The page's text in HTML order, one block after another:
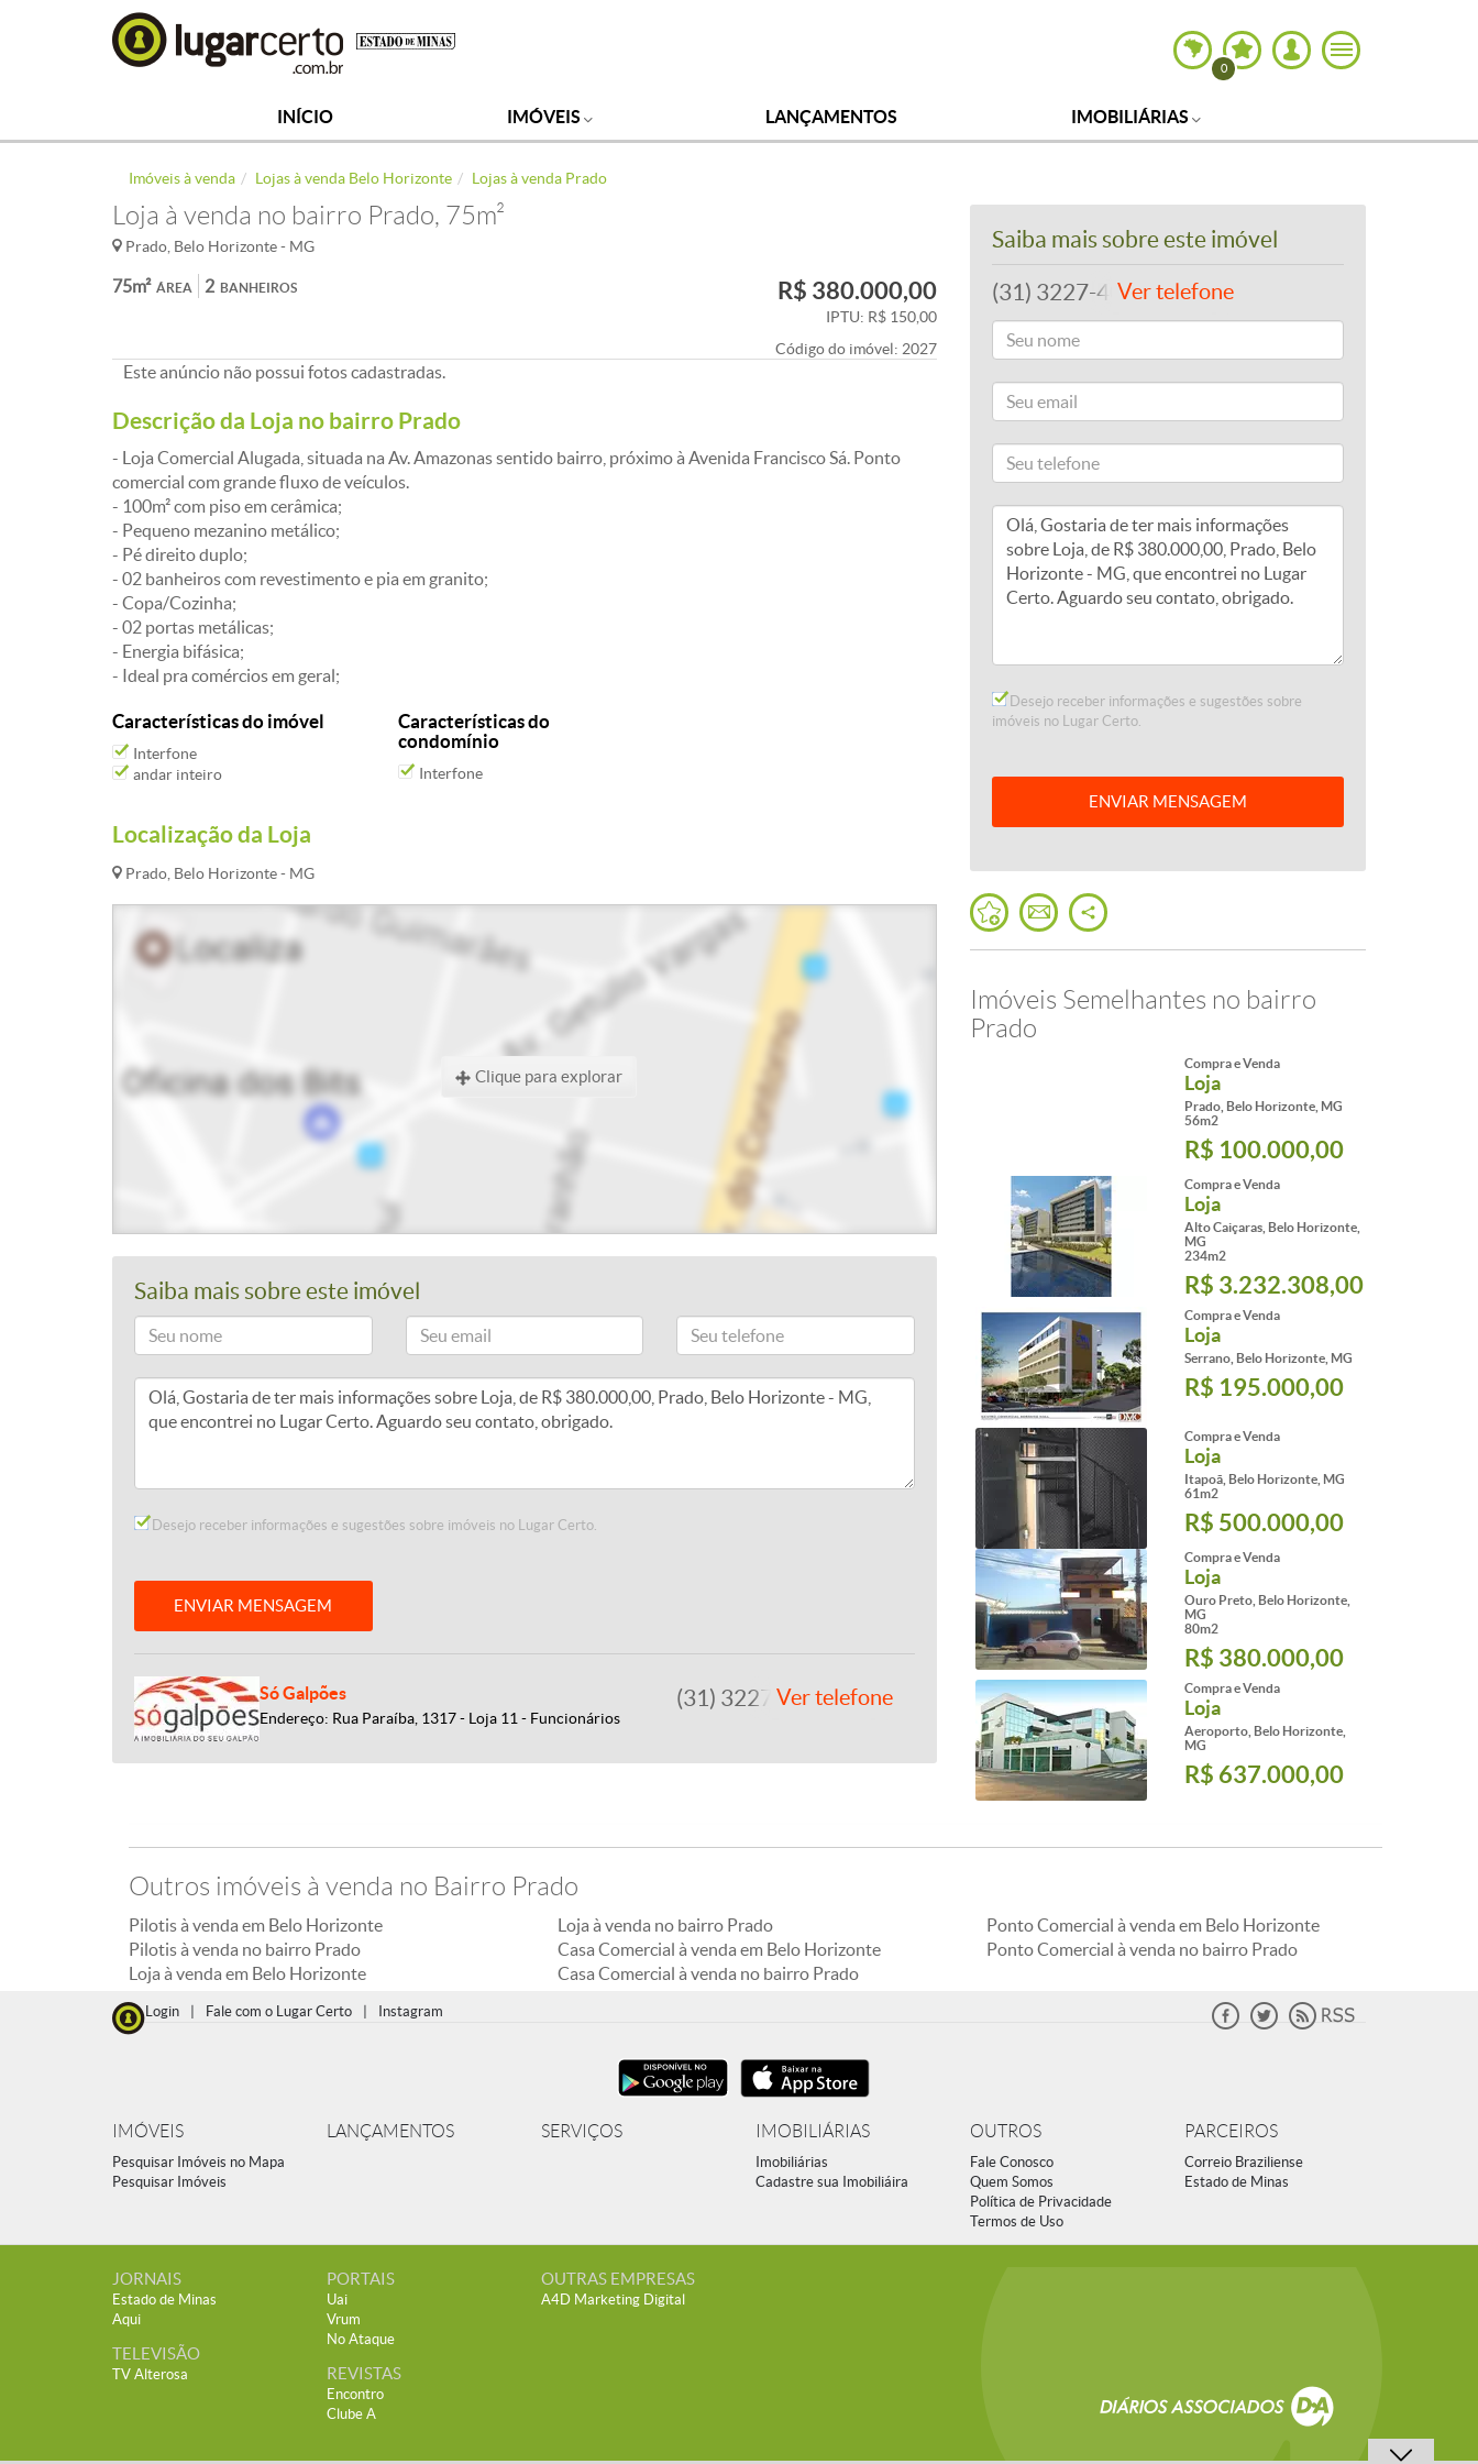
0
INÍCIO IMÓVEIS LANÇAMENTOS IMOBILIÁRIAS
Imóveis à venda Lojas à venda Belo Horizonte Lojas à venda Prado
Loja à venda no bairro Prado, 75m²
Prado, Belo Horizonte - MG
ÁREA
75m² BANHEIROS
2 R$ 380.000,00
IPTU: R$ 150,00
Código do imóvel: 2027
Este anúncio não possui fotos cadastradas.
Descrição da Loja no bairro Prado
- Loja Comercial Alugada, situada na Av. Amazonas sentido bairro, próximo à Avenida Francisco Sá. Ponto
comercial com grande fluxo de veículos.
- 100m² com piso em cerâmica;
- Pequeno mezanino metálico;
- Pé direito duplo;
- 02 banheiros com revestimento e pia em granito;
- Copa/Cozinha;
- 02 portas metálicas;
- Energia bifásica;
- Ideal pra comércios em geral;
Características do imóvel
Interfone
andar inteiro
Características do
condomínio
Interfone
Localização da Loja
Prado, Belo Horizonte - MG
Clique para explorar
Saiba mais sobre este imóvel
Desejo receber informações e sugestões sobre imóveis no Lugar Certo.
ENVIAR MENSAGEM
Só Galpões
Endereço: Rua Paraíba, 1317 - Loja 11 - Funcionários
(31) 3227-4000Ver telefone
Saiba mais sobre este imóvel
(31) 3227-4000Ver telefone
Desejo receber informações e sugestões sobre
imóveis no Lugar Certo.
ENVIAR MENSAGEM
Imóveis Semelhantes no bairro
Prado
Compra e Venda
Loja
Prado, Belo Horizonte, MG
56m2
R$ 100.000,00
Compra e Venda
Loja
Alto Caiçaras, Belo Horizonte,
MG
234m2
R$ 3.232.308,00
Compra e Venda
Loja
Serrano, Belo Horizonte, MG
R$ 195.000,00
Compra e Venda
Loja
Itapoã, Belo Horizonte, MG
61m2
R$ 500.000,00
Compra e Venda
Loja
Ouro Preto, Belo Horizonte,
MG
80m2
R$ 380.000,00
Compra e Venda
Loja
Aeroporto, Belo Horizonte,
MG
R$ 637.000,00
Outros imóveis à venda no Bairro Prado
Pilotis à venda em Belo Horizonte
Pilotis à venda no bairro Prado
Loja à venda em Belo Horizonte
Loja à venda no bairro Prado
Casa Comercial à venda em Belo Horizonte
Casa Comercial à venda no bairro Prado
Ponto Comercial à venda em Belo Horizonte
Ponto Comercial à venda no bairro Prado
Login Fale com o Lugar Certo Instagram
IMÓVEIS
Pesquisar Imóveis no Mapa
Pesquisar Imóveis
LANÇAMENTOS SERVIÇOS IMOBILIÁRIAS
Imobiliárias
Cadastre sua Imobiliáira
OUTROS
Fale Conosco
Quem Somos
Política de Privacidade
Termos de Uso
PARCEIROS
Correio Braziliense
Estado de Minas
JORNAIS
Estado de Minas
Aqui
TELEVISÃO
TV Alterosa
PORTAIS
Uai
Vrum
No Ataque
REVISTAS
Encontro
Clube A
OUTRAS EMPRESAS
A4D Marketing Digital